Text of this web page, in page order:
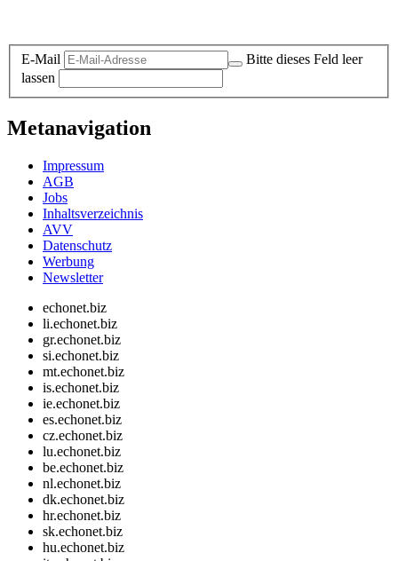
E-Mail
Bitte dieses Feld leer
lassen
Metanavigation
Impressum
AGB
Jobs
Inhaltsverzeichnis
AVV
Datenschutz
Werbung
Newsletter
echonet.biz
li.echonet.biz
gr.echonet.biz
si.echonet.biz
mt.echonet.biz
is.echonet.biz
ie.echonet.biz
es.echonet.biz
cz.echonet.biz
lu.echonet.biz
be.echonet.biz
nl.echonet.biz
dk.echonet.biz
hr.echonet.biz
sk.echonet.biz
hu.echonet.biz